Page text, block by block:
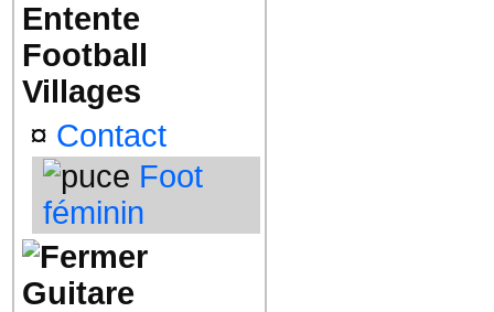
Entente
Football
Villages
¤ Contact
Foot
féminin
Guitare